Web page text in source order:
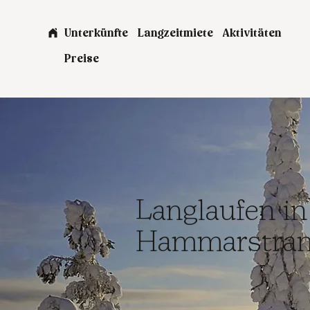
Unterkünfte Langzeitmiete Aktivitäten
Preise
Langlaufen in